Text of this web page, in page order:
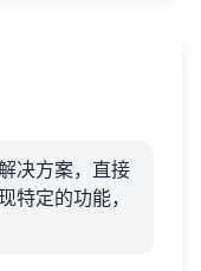
决方案，直接
特定的功能，